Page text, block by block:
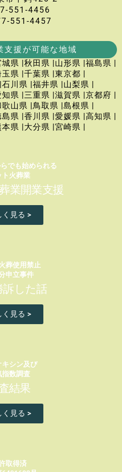
551-4456
551-4457
支援が可能な地域
城県 |秋田県 |山形県 |福島県 |
玉県 |千葉県 |東京都 |
石川県 |福井県 |山梨県 |
知県 |三重県 |滋賀県 |京都府 |
歌山県 |鳥取県 |島根県 |
島県 |香川県 |愛媛県 |高知県 |
本県 |大分県 |宮崎県 |
でも始められる
ト火葬業
業開業支援
く見る >
葬使用禁止
申立事件
訴した話
く見る >
キシン及び
指数調査
結果
く見る >
取得済